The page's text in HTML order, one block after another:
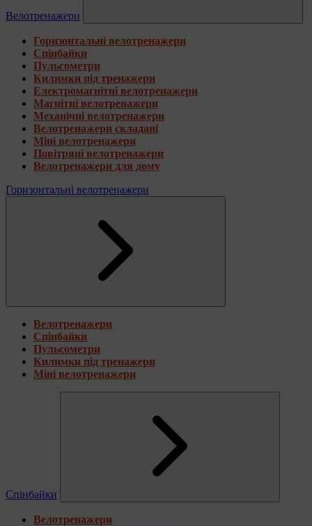
Велотренажери
Горизонтальні велотренажери
Спінбайки
Пульсометри
Килимки під тренажери
Електромагнітні велотренажери
Магнітні велотренажери
Механічні велотренажери
Велотренажери складані
Міні велотренажери
Повітряні велотренажери
Велотренажери для дому
Горизонтальні велотренажери
Велотренажери
Спінбайки
Пульсометри
Килимки під тренажери
Міні велотренажери
Спінбайки
Велотренажери